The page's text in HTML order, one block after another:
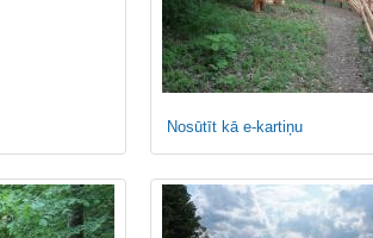
Nosūtīt kā e-kartiņu